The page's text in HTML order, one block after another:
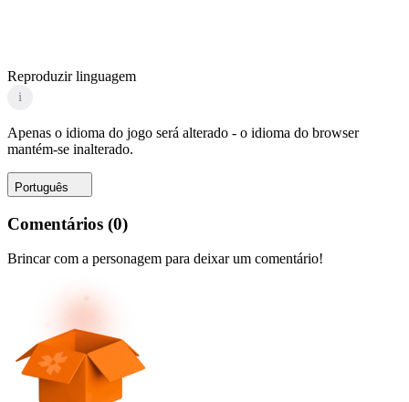
Reproduzir linguagem
i
Apenas o idioma do jogo será alterado - o idioma do browser
mantém-se inalterado.
Português
Comentários (0)
Brincar com a personagem para deixar um comentário!